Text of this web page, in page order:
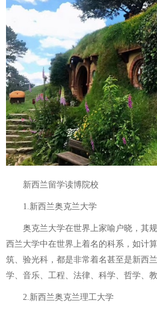
新西兰留学读博院校
1.新西兰奥克兰大学
奥克兰大学在世界上家喻户晓，其规
西兰大学中在世界上着名的科系，如计
筑、验光科，都是非常着名甚至是新西
学、音乐、工程、法律、科学、哲学、
2.新西兰奥克兰理工大学